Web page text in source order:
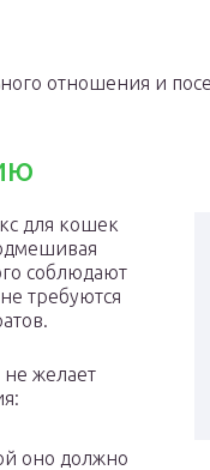
отношения и
для кошек
соблюдают
требуются
не желает
оно должно